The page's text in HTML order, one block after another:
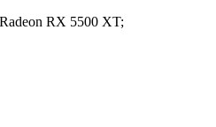
RX 5500 XT;